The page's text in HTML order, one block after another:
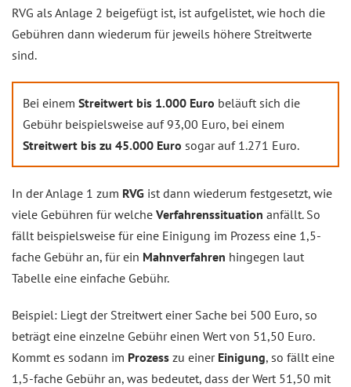
RVG als Anlage 2 beigefügt ist, ist aufgelistet, wie hoch die
Gebühren dann wiederum für jeweils höhere Streitwerte
sind.
Bei einem Streitwert bis 1.000 Euro beläuft sich die
Gebühr beispielsweise auf 93,00 Euro, bei einem
Streitwert bis zu 45.000 Euro sogar auf 1.271 Euro.
In der Anlage 1 zum RVG ist dann wiederum festgesetzt, wie
viele Gebühren für welche Verfahrenssituation anfällt. So
fällt beispielsweise für eine Einigung im Prozess eine 1,5-
fache Gebühr an, für ein Mahnverfahren hingegen laut
Tabelle eine einfache Gebühr.
Beispiel: Liegt der Streitwert einer Sache bei 500 Euro, so
beträgt eine einzelne Gebühr einen Wert von 51,50 Euro.
Kommt es sodann im Prozess zu einer Einigung, so fällt eine
1,5-fache Gebühr an, was bedeutet, dass der Wert 51,50 mit